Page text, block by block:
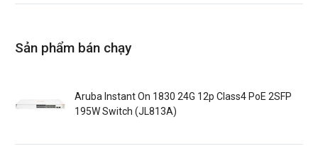
Sản phẩm bán chạy
Aruba Instant On 1830 24G 12p Class4 PoE 2SFP
195W Switch (JL813A)